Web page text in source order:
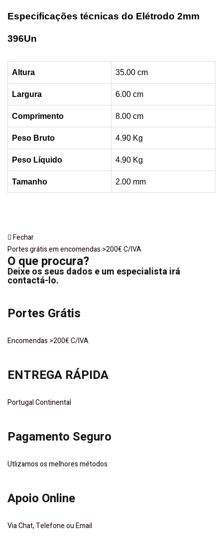
Especificações técnicas do Elétrodo 2mm
396Un
Altura 35.00 cm
Largura 6.00 cm
Comprimento 8.00 cm
Peso Bruto 4.90 Kg
Peso Líquido 4.90 Kg
Tamanho 2.00 mm
Fechar
Portes grátis em encomendas >200€ C/IVA
O que procura?
Deixe os seus dados e um especialista irá
contactá-lo.
Portes Grátis
Encomendas >200€ C/IVA
ENTREGA RÁPIDA
Portugal Continental
Pagamento Seguro
Utlizamos os melhores métodos
Apoio Online
Via Chat, Telefone ou Email